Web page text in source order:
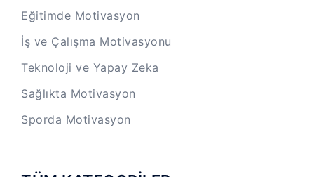
Eğitimde Motivasyon
İş ve Çalışma Motivasyonu
Teknoloji ve Yapay Zeka
Sağlıkta Motivasyon
Sporda Motivasyon